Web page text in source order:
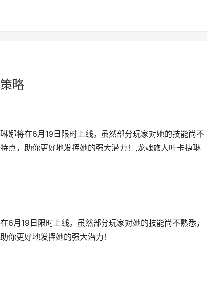
略
娜将在6月19日限时上线。虽然部分玩家对她的技能尚不
点，助你更好地发挥她的强大潜力！,龙魂旅人叶卡捷琳
月19日限时上线。虽然部分玩家对她的技能尚不熟悉，
你更好地发挥她的强大潜力！